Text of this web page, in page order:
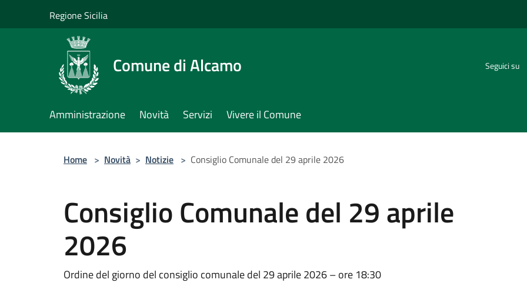
Regione Sicilia
Comune di Alcamo Seguici su
Amministrazione Novità Servizi Vivere il Comune
Home > Novità > Notizie > Consiglio Comunale del 29 aprile 2026
Consiglio Comunale del 29 aprile
2026
Ordine del giorno del consiglio comunale del 29 aprile 2026 – ore 18:30